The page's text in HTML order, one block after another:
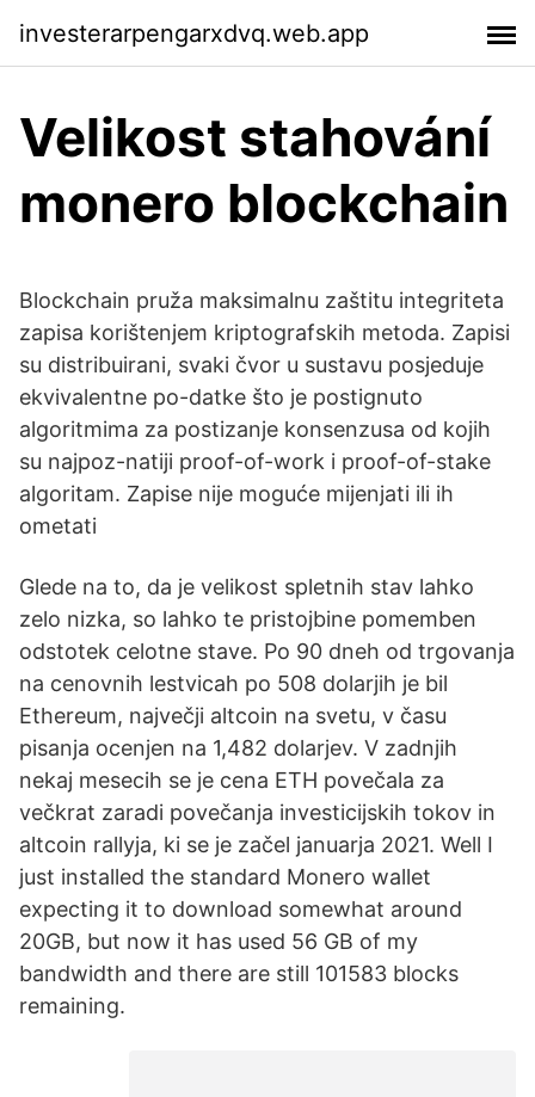
investerarpengarxdvq.web.app
Velikost stahování
monero blockchain
Blockchain pruža maksimalnu zaštitu integriteta
zapisa korištenjem kriptografskih metoda. Zapisi
su distribuirani, svaki čvor u sustavu posjeduje
ekvivalentne po-datke što je postignuto
algoritmima za postizanje konsenzusa od kojih
su najpoz-natiji proof-of-work i proof-of-stake
algoritam. Zapise nije moguće mijenjati ili ih
ometati
Glede na to, da je velikost spletnih stav lahko
zelo nizka, so lahko te pristojbine pomemben
odstotek celotne stave. Po 90 dneh od trgovanja
na cenovnih lestvicah po 508 dolarjih je bil
Ethereum, največji altcoin na svetu, v času
pisanja ocenjen na 1,482 dolarjev. V zadnjih
nekaj mesecih se je cena ETH povečala za
večkrat zaradi povečanja investicijskih tokov in
altcoin rallyja, ki se je začel januarja 2021. Well I
just installed the standard Monero wallet
expecting it to download somewhat around
20GB, but now it has used 56 GB of my
bandwidth and there are still 101583 blocks
remaining.